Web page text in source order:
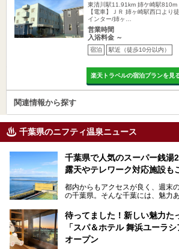
東清川駅11.91km 姉ケ崎駅810m
【電車】ＪＲ 姉ヶ崎駅西口よ
インター/姉ヶ…
営業時間
入浴料金 ～
宿泊 駅近（徒歩10分以内）
楽天トラベルの宿泊プランを見
関連情報から探す
千葉県のニフティ温泉ニュース
千葉県で人気のスーパー銭湯
露天やテレワーク対応施設も
都内からもアクセスが良く、週末
の千葉県。そんな千葉には、魅力
「サウナでしっかりととのいたい
常を味わいたい」「子連れでも気
い」。
待ってました！新しい魅力た
「スパ＆ホテル 舞浜ユーラ
オープン